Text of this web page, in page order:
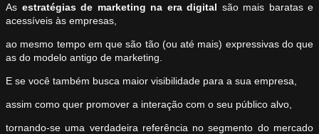
As estratégias de marketing na era digital são mais baratas e
acessíveis às empresas,
ao mesmo tempo em que são tão (ou até mais) expressivas do que
as do modelo antigo de marketing.
E se você também busca maior visibilidade para a sua empresa,
assim como quer promover a interação com o seu público alvo,
tornando-se uma verdadeira referência no segmento do mercado